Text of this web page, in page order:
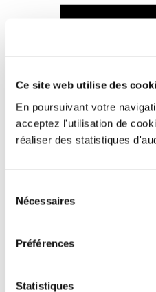
Ce site web utilise des
En poursuivant votre
acceptez l'utilisation de
réaliser des statistiques
Nécessaires
Préférences
Statistiques
Viande et
Autonomie
Qualité air,
Evaluation